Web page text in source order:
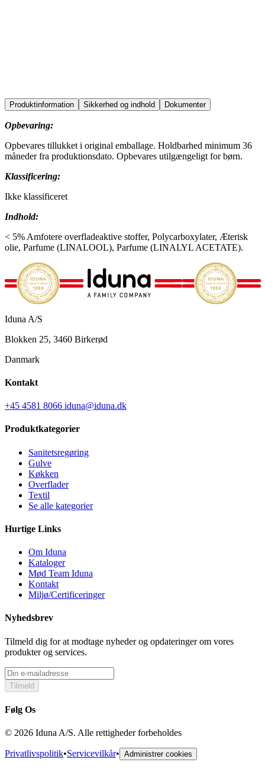
Produktinformation Sikkerhed og indhold Dokumenter
Opbevaring:
Opbevares tillukket i original emballage. Holdbarhed minimum 36
måneder fra produktionsdato. Opbevares utilgængeligt for børn.
Klassificering:
Ikke klassificeret
Indhold:
< 5% Amfotere overfladeaktive stoffer, Polycarboxylater, Æterisk
olie, Parfume (LINALOOL), Parfume (LINALYL ACETATE).
Iduna A/S
Blokken 25, 3460 Birkerød
Danmark
Kontakt
+45 4581 8066 iduna@iduna.dk
Produktkategorier
Sanitetsregøring
Gulve
Køkken
Overflader
Textil
Se alle kategorier
Hurtige Links
Om Iduna
Kataloger
Mød Team Iduna
Kontakt
Miljø/Certificeringer
Nyhedsbrev
Tilmeld dig for at modtage nyheder og opdateringer om vores
produkter og services.
Tilmeld
Følg Os
© 2026 Iduna A/S. Alle rettigheder forbeholdes
Privatlivspolitik•Servicevilkår• Administrer cookies